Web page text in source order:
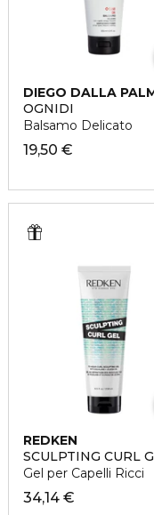
DIEGO DALLA
OGNIDI
Balsamo Delicato
19,50 €
REDKEN
SCULPTING CURL
Gel per Capelli Ricci
34,14 €